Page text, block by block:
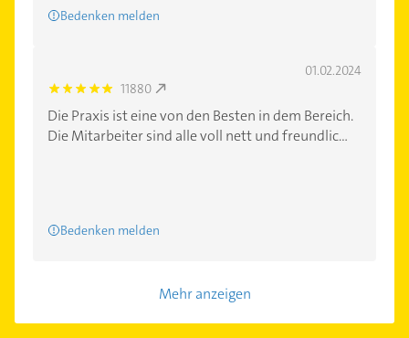
Bedenken melden
01.02.2024
5.0 11880
Die Praxis ist eine von den Besten in dem Bereich.
Die Mitarbeiter sind alle voll nett und freundlic...
Bedenken melden
Mehr anzeigen